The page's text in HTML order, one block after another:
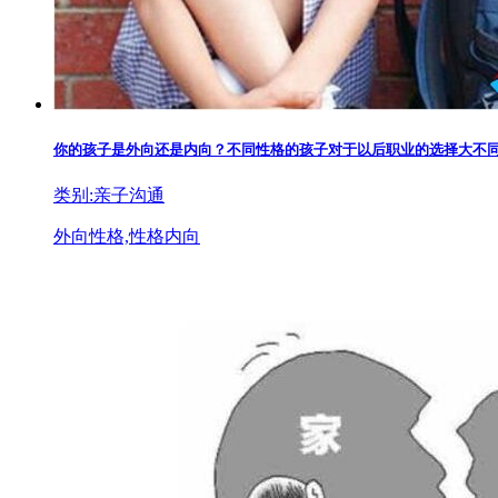
你的孩子是外向还是内向？不同性格的孩子对于以后职业的选择大不
类别:亲子沟通
外向性格,性格内向